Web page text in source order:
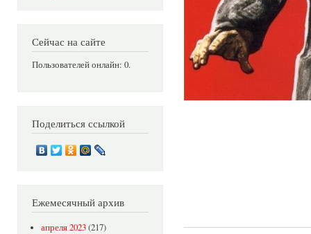
Сейчас на сайте
Пользователей онлайн: 0.
Поделиться ссылкой
Ежемесячный архив
апреля 2023(217)